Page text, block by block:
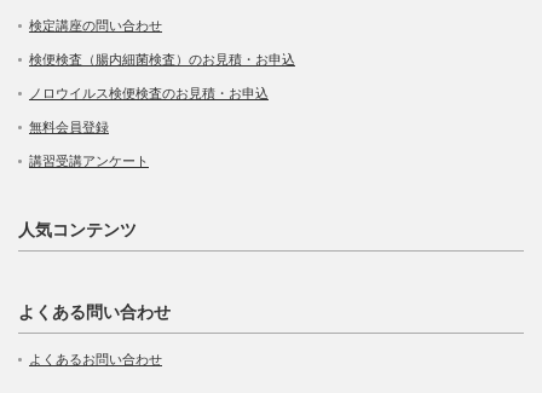
検定講座の問い合わせ
検便検査（腸内細菌検査）のお見積・お申込
ノロウイルス検便検査のお見積・お申込
無料会員登録
講習受講アンケート
人気コンテンツ
よくある問い合わせ
よくあるお問い合わせ